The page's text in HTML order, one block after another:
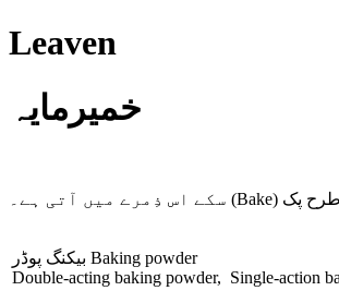
Leaven
خمیرمایہ
طرح پک (Bake) سکے اس ذِمرے میں آتی ہے۔
Baking powder
Double-acting baking powder, Single-action